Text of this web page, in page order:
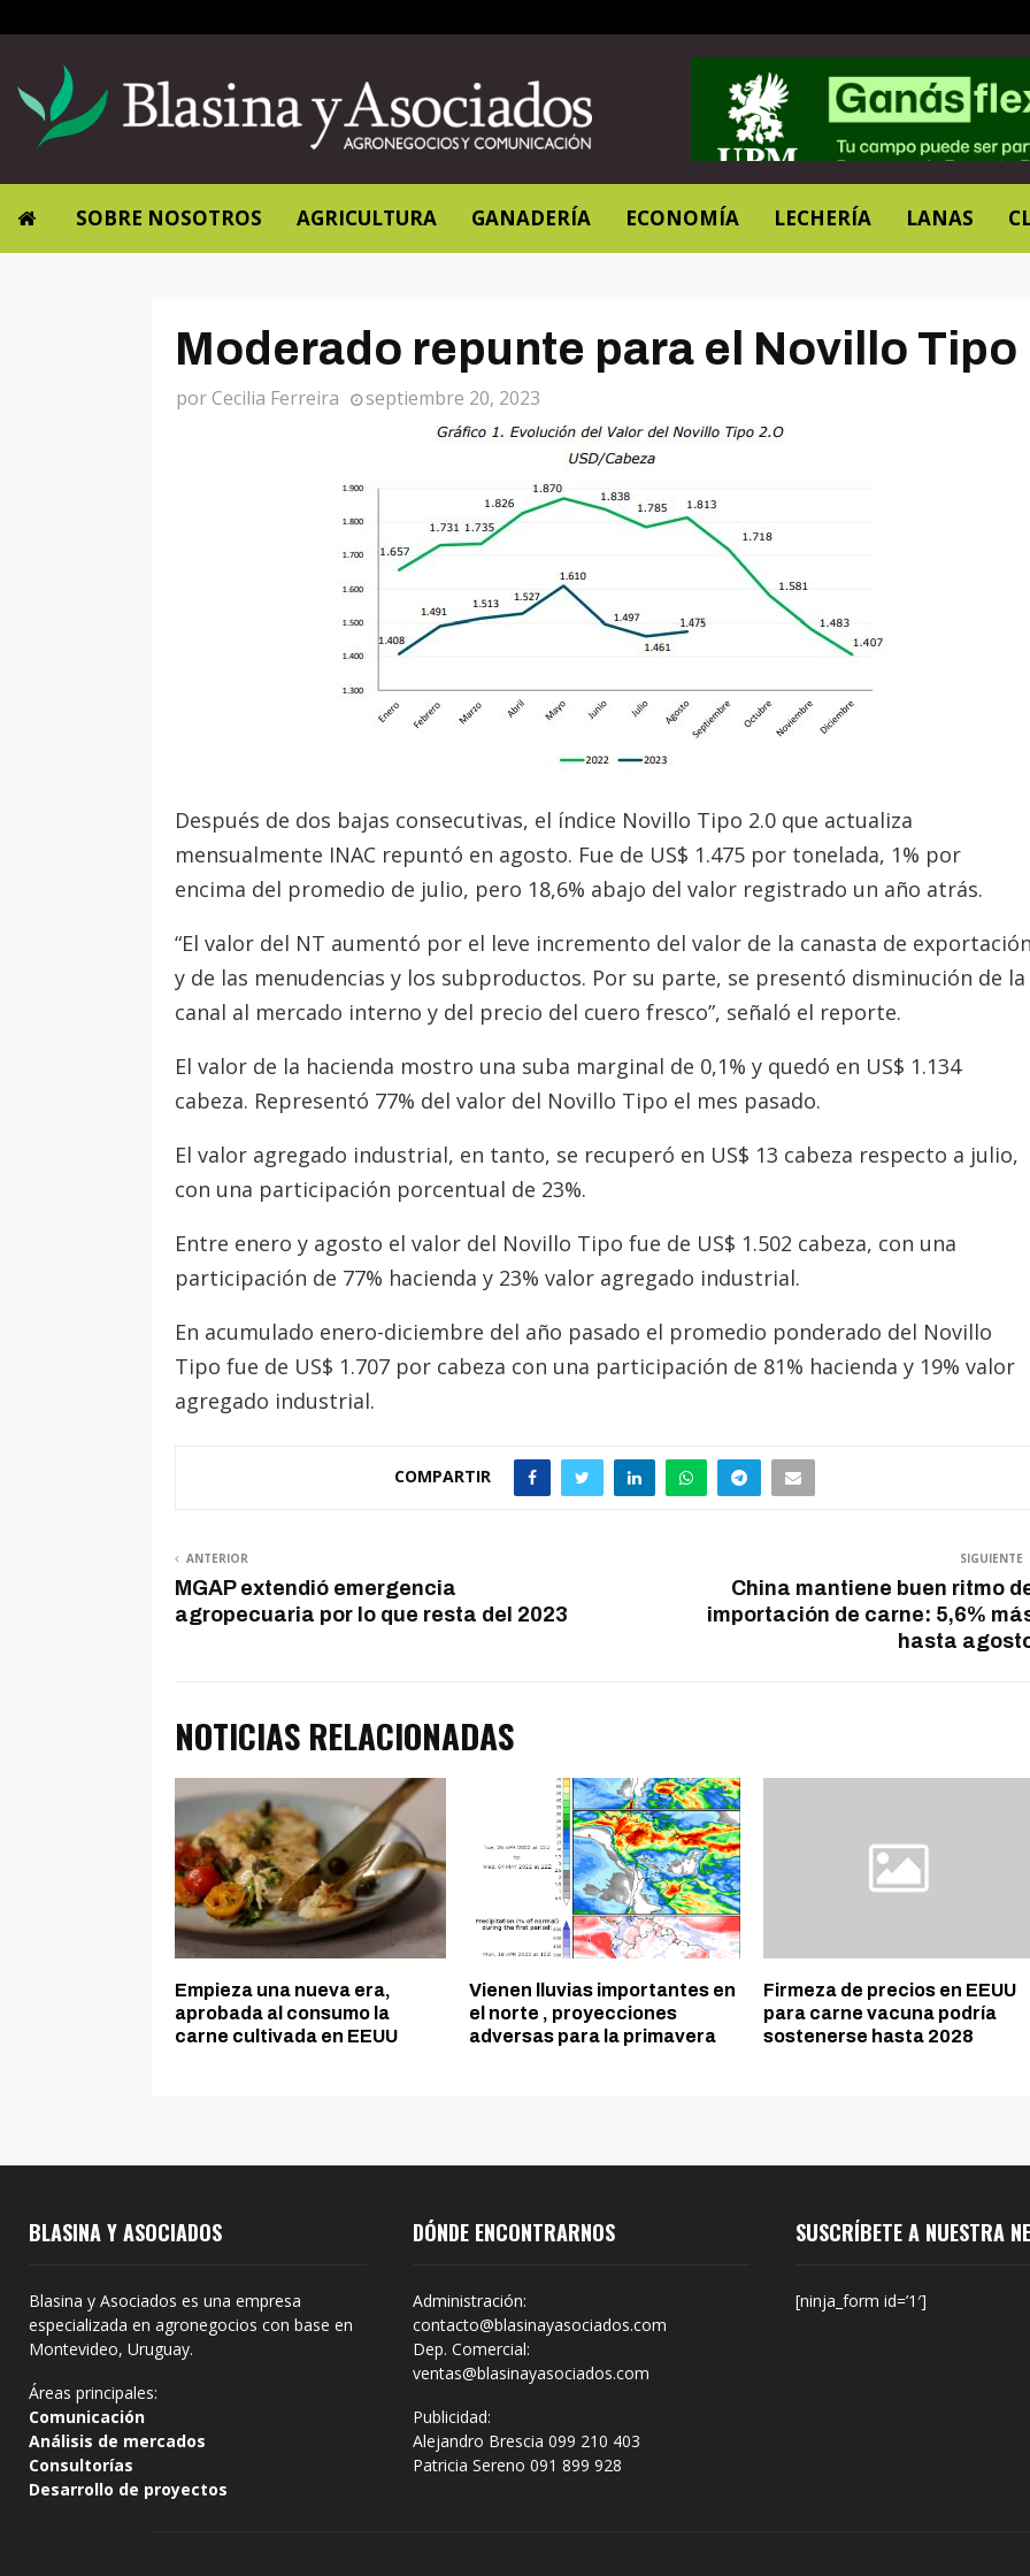
SOBRE NOSOTROS AGRICULTURA GANADERÍA ECONOMÍA LECHERÍA LANAS
Moderado repunte para el Novillo Tipo
porCecilia Ferreira septiembre 20, 2023
Después de dos bajas consecutivas, el índice Novillo Tipo 2.0 que actualiza
mensualmente INAC repuntó en agosto. Fue de US$ 1.475 por tonelada, 1% por
encima del promedio de julio, pero 18,6% abajo del valor registrado un año atrás.
“El valor del NT aumentó por el leve incremento del valor de la canasta de exportación
y de las menudencias y los subproductos. Por su parte, se presentó disminución de la
canal al mercado interno y del precio del cuero fresco”, señaló el reporte.
El valor de la hacienda mostro una suba marginal de 0,1% y quedó en US$ 1.134
cabeza. Representó 77% del valor del Novillo Tipo el mes pasado.
El valor agregado industrial, en tanto, se recuperó en US$ 13 cabeza respecto a julio,
con una participación porcentual de 23%.
Entre enero y agosto el valor del Novillo Tipo fue de US$ 1.502 cabeza, con una
participación de 77% hacienda y 23% valor agregado industrial.
En acumulado enero-diciembre del año pasado el promedio ponderado del Novillo
Tipo fue de US$ 1.707 por cabeza con una participación de 81% hacienda y 19% valor
agregado industrial.
COMPARTIR
ANTERIOR
MGAP extendió emergencia
agropecuaria por lo que resta del 2023
SIGUIENTE
China mantiene buen ritmo
importación de carne: 5,6%
hasta
NOTICIAS RELACIONADAS
Empieza una nueva era,
aprobada al consumo la
carne cultivada en EEUU
Vienen lluvias importantes en
el norte , proyecciones
adversas para la primavera
Firmeza de precios en EEUU
para carne vacuna podría
sostenerse hasta 2028
BLASINA Y ASOCIADOS
Blasina y Asociados es una empresa
especializada en agronegocios con base en
Montevideo, Uruguay.
Áreas principales:
Comunicación
Análisis de mercados
Consultorías
Desarrollo de proyectos
DÓNDE ENCONTRARNOS
Administración:
contacto@blasinayasociados.com
Dep. Comercial:
ventas@blasinayasociados.com
Publicidad:
Alejandro Brescia 099 210 403
Patricia Sereno 091 899 928
SUSCRÍBETE A NUESTRA
[ninja_form id=’1′]